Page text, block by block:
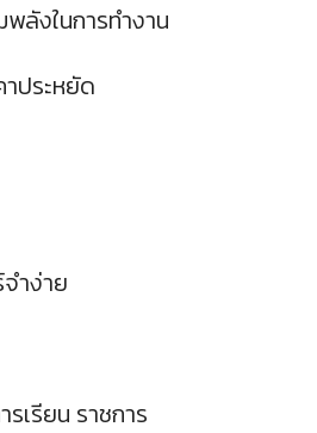
พลังในการทำงาน
ประหยัด
ำง่าย
รียน ราชการ